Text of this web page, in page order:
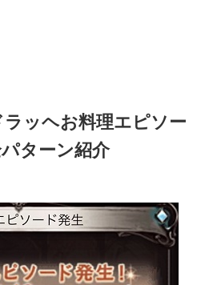
ッヘお料理エピソー
ターン紹介